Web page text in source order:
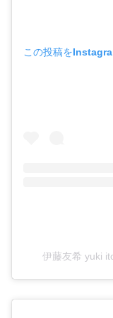
この投稿を
伊藤友希 yuki